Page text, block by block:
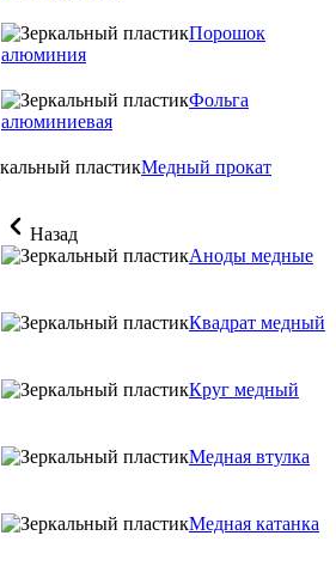
Порошок
алюминия
Фольга
алюминиевая
Медный прокат
Назад
Аноды медные
Квадрат медный
Круг медный
Медная втулка
Медная катанка